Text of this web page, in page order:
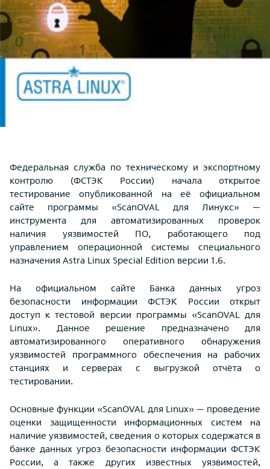
Федеральная служба по техническому и экспортному
контролю (ФСТЭК России) начала открытое
тестирование опубликованной на её официальном
сайте программы «ScanOVAL для Линукс» —
инструмента для автоматизированных проверок
наличия уязвимостей ПО, работающего под
управлением операционной системы специального
назначения Astra Linux Special Edition версии 1.6.
На официальном сайте Банка данных угроз
безопасности информации ФСТЭК России открыт
доступ к тестовой версии программы «ScanOVAL для
Linux». Данное решение предназначено для
автоматизированного оперативного обнаружения
уязвимостей программного обеспечения на рабочих
станциях и серверах с выгрузкой отчёта о
тестировании.
Основные функции «ScanOVAL для Linux» — проведение
оценки защищенности информационных систем на
наличие уязвимостей, сведения о которых содержатся в
банке данных угроз безопасности информации ФСТЭК
России, а также других известных уязвимостей,